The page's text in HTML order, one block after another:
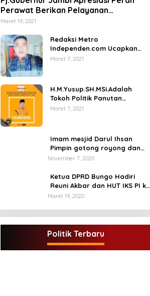
Perawat Berikan Pelayanan
Kesehatan
Maret 19, 2021
Redaksi Metro
Independen.com Ucapkan
Ribuan Trimakasih Kepada
Maret 7, 2021
H.M.Yusup.SH.MSi.Adalah
Tokoh Politik Panutan
Bersosial Tinggi.
Maret 7, 2021
Imam mesjid Darul Ihsan
Pimpin gotong royong dan
rehab masjid di desa Tambun
kabupaten tebo
November 7, 2020
Ketua DPRD Bungo Hadiri
Reuni Akbar dan HUT IKS PI ke
40
Maret 19, 2020
Politik Terbaru
DPD Partai Golkar,Muscam Ke-X
Dalam Rangka Pemilihan Ketua PK.
Di BUNGO, POLITIK | Juli 5, 2021